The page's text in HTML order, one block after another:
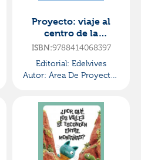
Proyecto: viaje al
centro de la
curiosidad.
pauta.
trimestres·primaria.1
ISBN:9788414068397
Editorial: Edelvives
Autor: Área De Proyectos